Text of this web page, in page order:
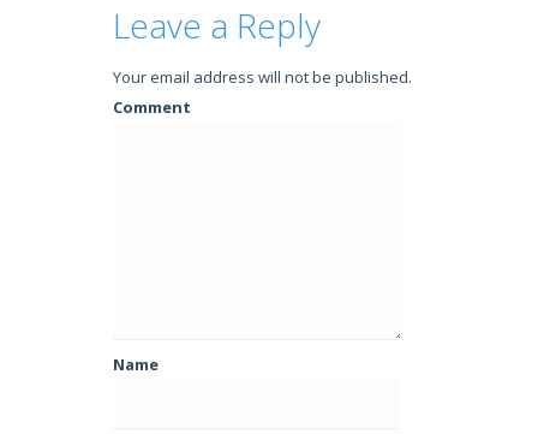
Leave a Reply
Your email address will not be published.
Comment
Name